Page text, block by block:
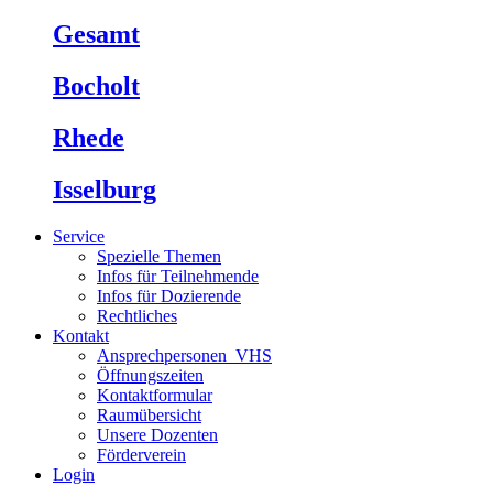
Gesamt
Bocholt
Rhede
Isselburg
Service
Spezielle Themen
Infos für Teilnehmende
Infos für Dozierende
Rechtliches
Kontakt
Ansprechpersonen_VHS
Öffnungszeiten
Kontaktformular
Raumübersicht
Unsere Dozenten
Förderverein
Login